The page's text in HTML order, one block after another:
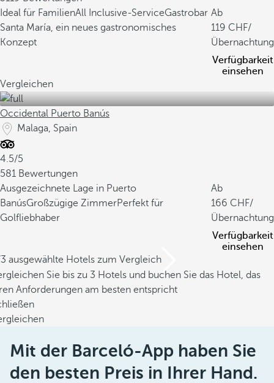
Ideal für FamilienAll Inclusive-ServiceGastrobar
Santa María, ein neues gastronomisches
Konzept
Ab
119
/
Übernachtung
Verfügbarkeit
einsehen
Vergleichen
Occidental Puerto Banús
Malaga, Spain
4.5/5
581 Bewertungen
Ausgezeichnete Lage in Puerto
BanúsGroßzügige ZimmerPerfekt für
Golfliebhaber
Ab
166
/
Übernachtung
Verfügbarkeit
einsehen
ausgewählte Hotels zum Vergleich
Sie bis zu 3 Hotels und buchen Sie das Hotel, das
Anforderungen am besten entspricht
Mit der Barceló-App haben Sie
den besten Preis in Ihrer Hand.